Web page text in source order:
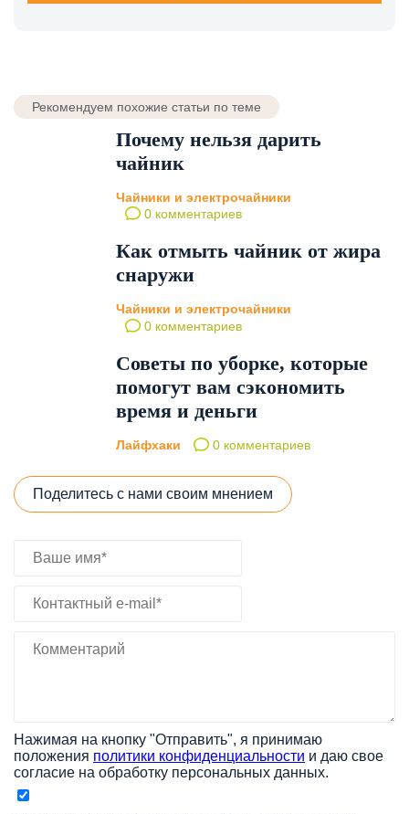
Рекомендуем похожие статьи по теме
Почему нельзя дарить
чайник
Чайники и электрочайники
0 комментариев
Как отмыть чайник от жира
снаружи
Чайники и электрочайники
0 комментариев
Советы по уборке, которые
помогут вам сэкономить
время и деньги
Лайфхаки 0 комментариев
Поделитесь с нами своим мнением
Нажимая на кнопку "Отправить", я принимаю
положения политики конфиденциальности и даю свое
согласие на обработку персональных данных.